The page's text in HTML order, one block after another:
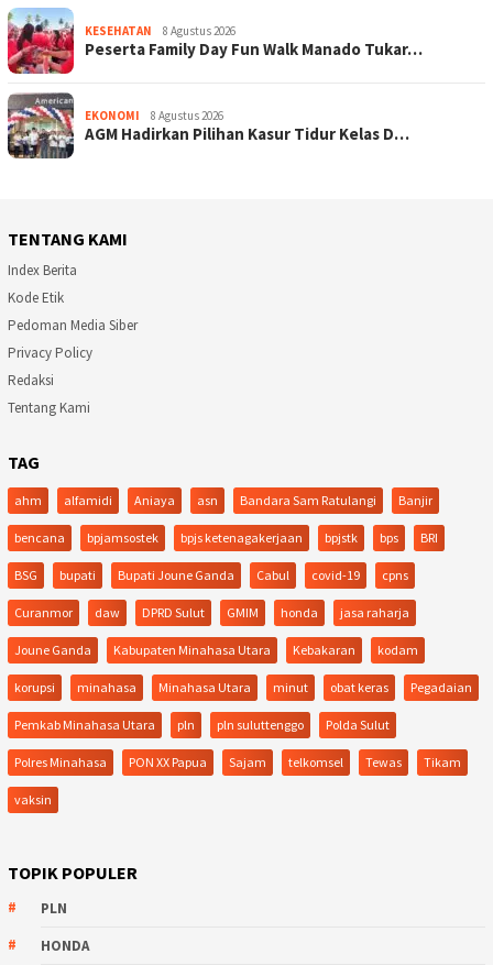
KESEHATAN 8 Agustus 2026
Peserta Family Day Fun Walk Manado Tukar…
EKONOMI 8 Agustus 2026
AGM Hadirkan Pilihan Kasur Tidur Kelas D…
TENTANG KAMI
Index Berita
Kode Etik
Pedoman Media Siber
Privacy Policy
Redaksi
Tentang Kami
TAG
ahm alfamidi Aniaya asn Bandara Sam Ratulangi Banjir
bencana bpjamsostek bpjs ketenagakerjaan bpjstk bps BRI
BSG bupati Bupati Joune Ganda Cabul covid-19 cpns
Curanmor daw DPRD Sulut GMIM honda jasa raharja
Joune Ganda Kabupaten Minahasa Utara Kebakaran kodam
korupsi minahasa Minahasa Utara minut obat keras Pegadaian
Pemkab Minahasa Utara pln pln suluttenggo Polda Sulut
Polres Minahasa PON XX Papua Sajam telkomsel Tewas Tikam
vaksin
TOPIK POPULER
PLN
HONDA